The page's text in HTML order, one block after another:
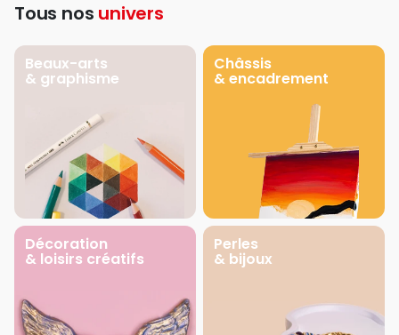
Tous nos univers
Beaux-arts
& graphisme
Châssis
& encadrement
Décoration
& loisirs créatifs
Perles
& bijoux